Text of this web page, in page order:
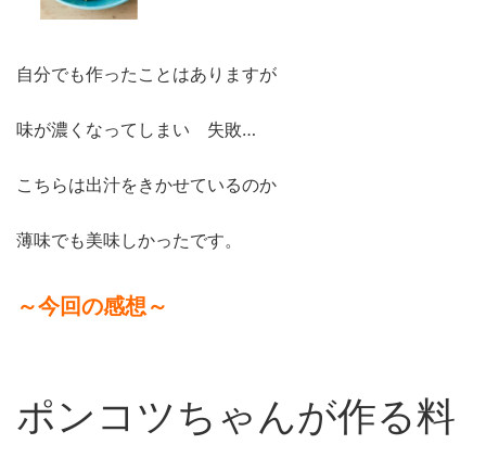
自分でも作ったことはありますが
味が濃くなってしまい 失敗…
こちらは出汁をきかせているのか
薄味でも美味しかったです。
～今回の感想～
ポンコツちゃんが作る料